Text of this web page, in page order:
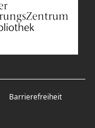
Barrierefreiheit